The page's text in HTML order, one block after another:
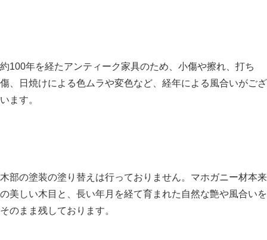
約100年を経たアンティーク家具のため、小傷や擦れ、打ち
傷、日焼けによる色ムラや変色など、経年による風合いがござ
います。
木部の塗装の塗り替えは行っておりません。マホガニー材本来
の美しい木目と、長い年月を経て育まれた自然な艶や風合いを
そのまま残しております。